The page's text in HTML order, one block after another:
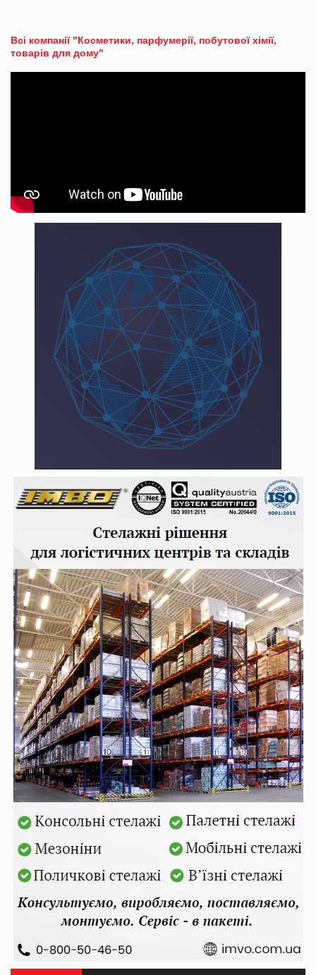
Всі компанії "Косметики, парфумерії, побутової хімії,
товарів для дому"